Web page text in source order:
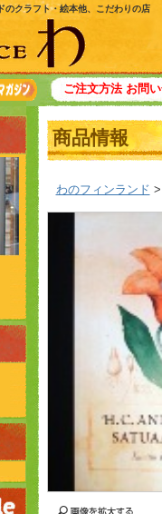
のクラフト・絵本他、こだわりの店
ご注文方法 お問
商品情報
わのフィンランド